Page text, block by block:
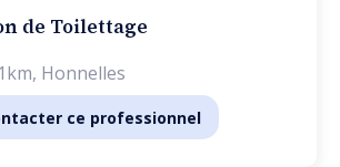
de Toilettage
1km, Honnelles
ce professionnel